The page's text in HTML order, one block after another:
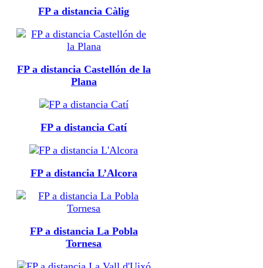
FP a distancia Càlig
FP a distancia Castellón de la
Plana
FP a distancia Catí
FP a distancia L’Alcora
FP a distancia La Pobla
Tornesa